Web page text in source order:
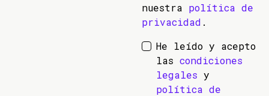
nuestra política de
privacidad .
He leído y acepto
las condiciones
legales y
política de